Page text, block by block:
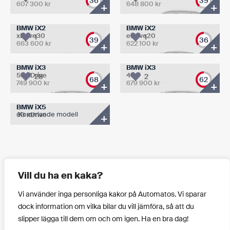
Vill du ha en kaka?
Vi använder inga personliga kakor på Automatos. Vi sparar
dock information om vilka bilar du vill jämföra, så att du
slipper lägga till dem om och om igen. Ha en bra dag!
879
909
607 300 kr +
648 800 kr +
BMW iX2
xDrive30
663 600 kr 39
1
+
BMW iX2
eDrive20
622 100 kr 36
1
+
BMW iX3
50 xDrive
749 900 kr 68
28
+
BMW iX3
40
679 900 kr 62
2
+
BMW iX5
60 xDrive
Kommande modell +
Hittat fel? Förslag på förbättringar?